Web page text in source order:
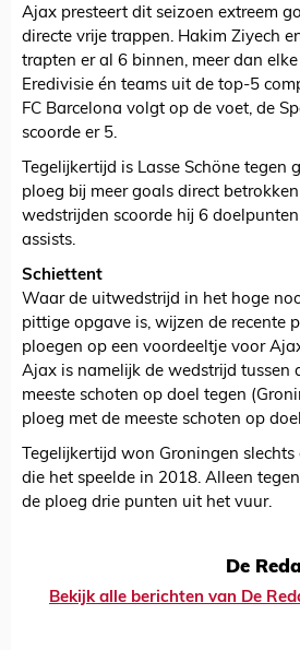
Ajax presteert dit seizoen extreem
directe vrije trappen. Hakim Ziyech
trapten er al 6 binnen, meer dan
Eredivisie én teams uit de top-5
FC Barcelona volgt op de voet, de
scoorde er 5.
Tegelijkertijd is Lasse Schöne tegen
ploeg bij meer goals direct
wedstrijden scoorde hij 6
assists.
Schiettent
Waar de uitwedstrijd in het hoge
pittige opgave is, wijzen de recente
ploegen op een voordeeltje voor
Ajax is namelijk de wedstrijd tussen
meeste schoten op doel tegen
ploeg met de meeste schoten op
Tegelijkertijd won Groningen
die het speelde in 2018. Alleen
de ploeg drie punten uit het vuur.
De
Bekijk alle berichten van De